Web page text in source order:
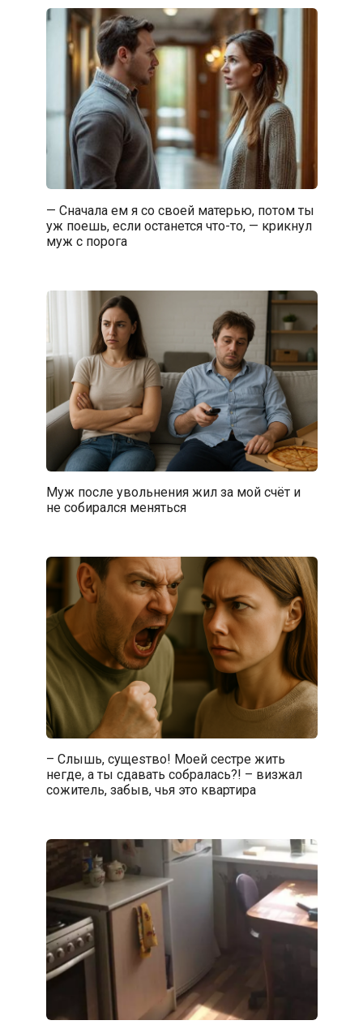
— Сначала ем я со своей матерью, потом ты
уж поешь, если останется что-то, — крикнул
муж с порога
Муж после увольнения жил за мой счёт и
не собирался меняться
– Слышь, сущesтвo! Моей сестре жить
негде, а ты сдавать собралась?! – визжaл
сожитель, забыв, чья это квартира